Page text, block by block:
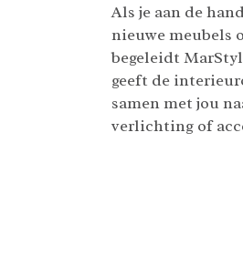
Als je aan de
nieuwe meubels
begeleidt
geeft de
samen met jou
verlichting of